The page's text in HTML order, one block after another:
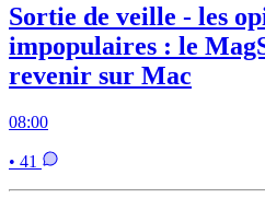
Sortie de veille - les
impopulaires : le
revenir sur Mac
08:00
• 41